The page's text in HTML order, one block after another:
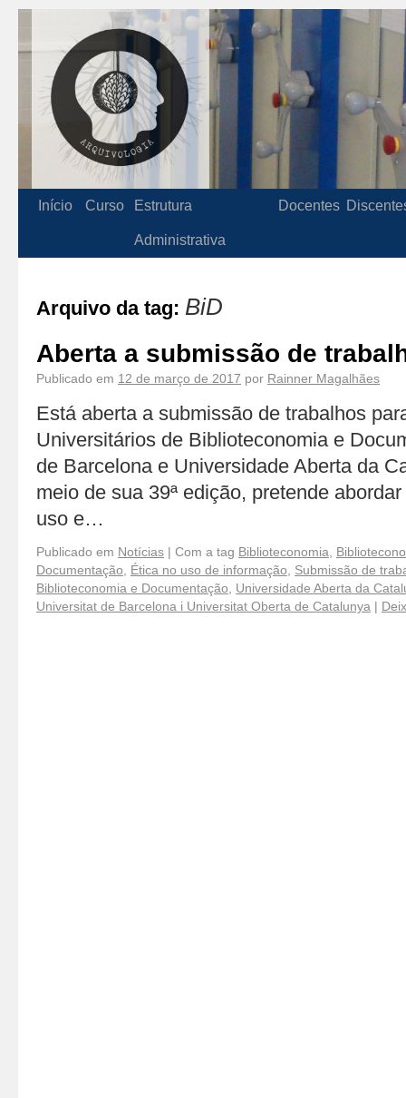
Início Curso Estrutura
Administrativa
Docentes
Arquivo da tag: BiD
Aberta a submissão de
Publicado em 12 de março de 2017 por Rainner Magalhães
Está aberta a submissão de trabalhos
Universitários de Biblioteconomia e
de Barcelona e Universidade Aberta da
meio de sua 39ª edição, pretende
uso e…
Publicado em Notícias | Com a tag Biblioteconomia
Documentação
Ética no uso de informação
Submissão de
Biblioteconomia e Documentação
Universidade Aberta da
Universitat de Barcelona i Universitat Oberta de Catalunya |